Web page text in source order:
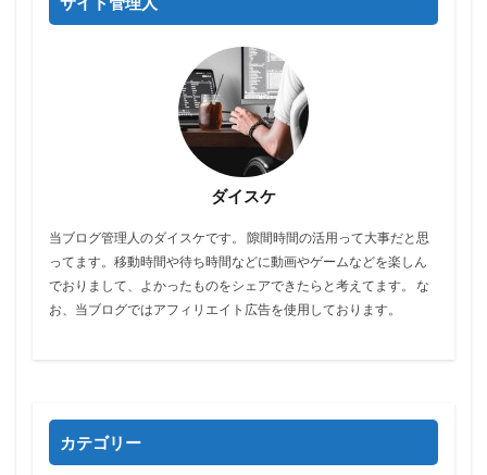
ダイスケ
当ブログ管理人のダイスケです。 隙間時間の活用って大事だと思
ってます。移動時間や待ち時間などに動画やゲームなどを楽しん
でおりまして、よかったものをシェアできたらと考えてます。 な
お、当ブログではアフィリエイト広告を使用しております。
カテゴリー